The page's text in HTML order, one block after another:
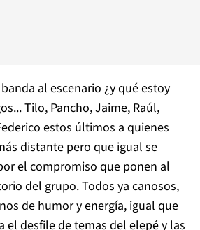
al escenario ¿y qué estoy
Tilo, Pancho, Jaime, Raúl,
estos últimos a quienes
distante pero que igual se
el compromiso que ponen al
del grupo. Todos ya canosos,
de humor y energía, igual que
el desfile de temas del elepé y las